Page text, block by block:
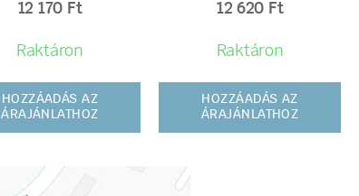
12 170 Ft
Raktáron
HOZZÁADÁS AZ
ÁRAJÁNLATHOZ
12 620 Ft
Raktáron
HOZZÁADÁS AZ
ÁRAJÁNLATHOZ